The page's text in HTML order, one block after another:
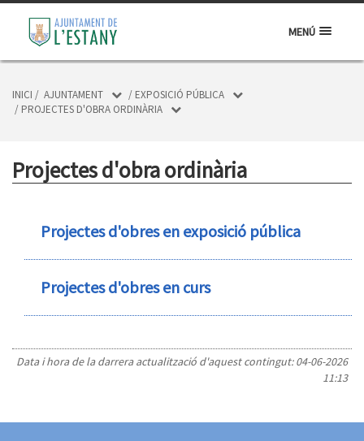
MENÚ
INICI / AJUNTAMENT / EXPOSICIÓ PÚBLICA
/ PROJECTES D'OBRA ORDINÀRIA
Projectes d'obra ordinària
Projectes d'obres en exposició pública
Projectes d'obres en curs
Data i hora de la darrera actualització d'aquest contingut:04-06-2026
11:13